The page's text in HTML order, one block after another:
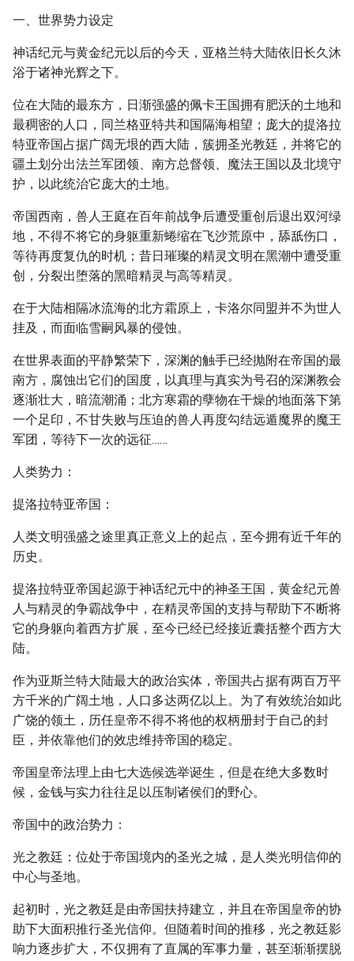
一、世界势力设定
神话纪元与黄金纪元以后的今天，亚格兰特大陆依旧长久沐
浴于诸神光辉之下。
位在大陆的最东方，日渐强盛的佩卡王国拥有肥沃的土地和
最稠密的人口，同兰格亚特共和国隔海相望；庞大的提洛拉
特亚帝国占据广阔无垠的西大陆，簇拥圣光教廷，并将它的
疆土划分出法兰军团领、南方总督领、魔法王国以及北境守
护，以此统治它庞大的土地。
帝国西南，兽人王庭在百年前战争后遭受重创后退出双河绿
地，不得不将它的身躯重新蜷缩在飞沙荒原中，舔舐伤口，
等待再度复仇的时机；昔日璀璨的精灵文明在黑潮中遭受重
创，分裂出堕落的黑暗精灵与高等精灵。
在于大陆相隔冰流海的北方霜原上，卡洛尔同盟并不为世人
挂及，而面临雪嗣风暴的侵蚀。
在世界表面的平静繁荣下，深渊的触手已经抛附在帝国的最
南方，腐蚀出它们的国度，以真理与真实为号召的深渊教会
逐渐壮大，暗流潮涌；北方寒霜的孽物在干燥的地面落下第
一个足印，不甘失败与压迫的兽人再度勾结远遁魔界的魔王
军团，等待下一次的远征……
人类势力：
提洛拉特亚帝国：
人类文明强盛之途里真正意义上的起点，至今拥有近千年的
历史。
提洛拉特亚帝国起源于神话纪元中的神圣王国，黄金纪元兽
人与精灵的争霸战争中，在精灵帝国的支持与帮助下不断将
它的身躯向着西方扩展，至今已经已经接近囊括整个西方大
陆。
作为亚斯兰特大陆最大的政治实体，帝国共占据有两百万平
方千米的广阔土地，人口多达两亿以上。为了有效统治如此
广饶的领土，历任皇帝不得不将他的权柄册封于自己的封
臣，并依靠他们的效忠维持帝国的稳定。
帝国皇帝法理上由七大选候选举诞生，但是在绝大多数时
候，金钱与实力往往足以压制诸侯们的野心。
帝国中的政治势力：
光之教廷：位处于帝国境内的圣光之城，是人类光明信仰的
中心与圣地。
起初时，光之教廷是由帝国扶持建立，并且在帝国皇帝的协
助下大面积推行圣光信仰。但随着时间的推移，光之教廷影
响力逐步扩大，不仅拥有了直属的军事力量，甚至渐渐摆脱